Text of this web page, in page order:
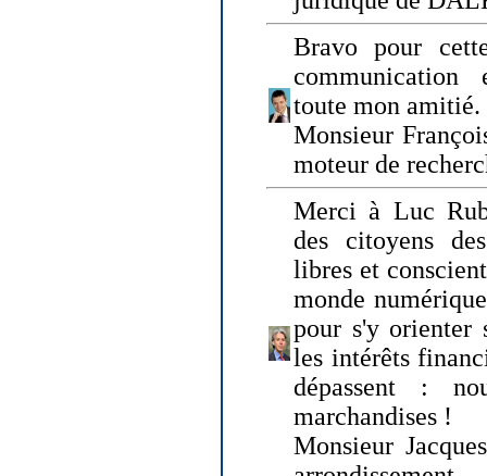
Bravo pour
communication
toute mon amitié.
Monsieur
moteur de
Merci à Luc
des citoyens
libres et
monde
pour s'y orienter
les intérêts
dépassent :
marchandises !
Monsieur